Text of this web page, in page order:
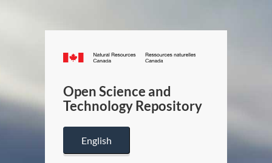
Canada.ca
/
Canada
Open Science and
Technology Repository
English